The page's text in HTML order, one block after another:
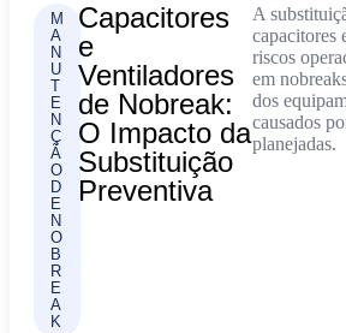
M
A
N
U
T
E
N
Ç
Ã
O
D
E
N
O
B
R
E
A
K
Capacitores
e
Ventiladores
de Nobreak:
O Impacto da
Substituição
Preventiva
A
capacitores
riscos
em
dos
causados
planejadas.